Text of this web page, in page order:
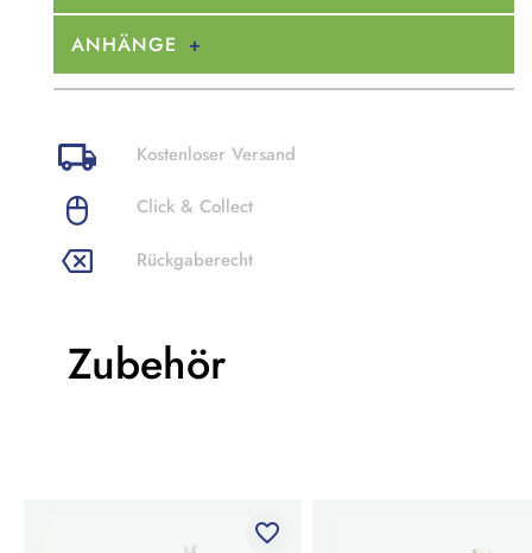
ANHÄNGE
Kostenloser Versand
Click & Collect
Rückgaberecht
Zubehör
favorite_border